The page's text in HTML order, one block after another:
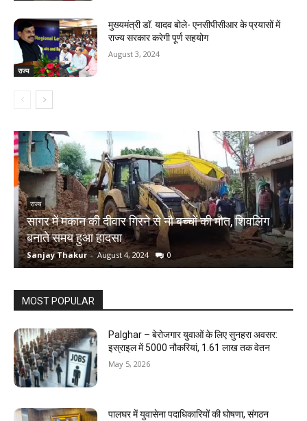
राज्य
मुख्यमंत्री डॉ. यादव बोले- एनसीपीसीआर के प्रयासों में
राज्य सरकार करेगी पूर्ण सहयोग
August 3, 2024
राज्य
सागर में मकान की दीवार गिरने से नौ बच्चों की मौत, शिवलिंग
बनाते समय हुआ हादसा
Sanjay Thakur - August 4, 2024 0
MOST POPULAR
Palghar – बेरोजगार युवाओं के लिए सुनहरा अवसर:
इस्राइल में 5000 नौकरियां, ₹1.61 लाख तक वेतन
May 5, 2026
पालघर में युवासेना पदाधिकारियों की घोषणा, संगठन